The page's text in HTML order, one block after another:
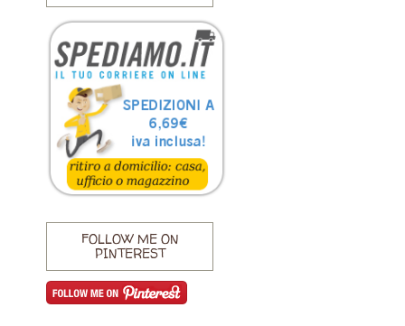
FOLLOW ME ON
PINTEREST